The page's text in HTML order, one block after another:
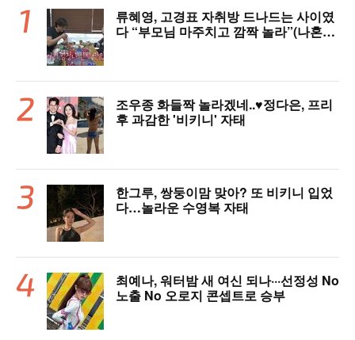
류혜영, 고경표 자취방 드나드는 사이였
다 “부모님 마주치고 깜짝 놀라”(나혼자
조우종 화들짝 놀라겠네..♥정다은, 프리
후 과감한 '비키니' 자태
한그루, 쌍둥이맘 맞아? 또 비키니 입었
다…놀라운 수영복 자태
최예나, 워터밤 새 여신 되나···선정성 No
노출 No 오로지 콘셉트로 승부